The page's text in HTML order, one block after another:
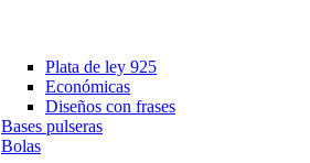
Plata de ley 925
Económicas
Diseños con frases
Bases pulseras
Bolas